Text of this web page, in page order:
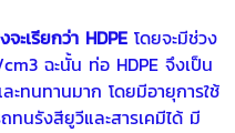
ะเรียกว่า HDPE โดยจะมีช่วง
ฉะนั้น ท่อ HDPE จึงเป็น
ทนทานมาก โดยมีอายุการใช้
นรังสียูวีและสารเคมีได้ มี